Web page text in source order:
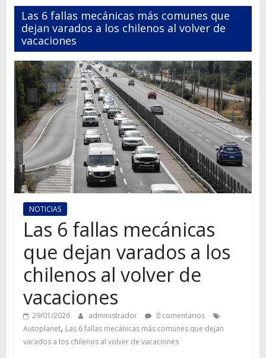
Autos,
camiones,
motos,
información
del
mundo
del
transporte
Las 6 fallas mecánicas más comunes que
dejan varados a los chilenos al volver de
vacaciones
NOTICIAS
Las 6 fallas mecánicas
que dejan varados a los
chilenos al volver de
vacaciones
29/01/2026 administrador
0 comentarios
Autoplanet, Las 6 fallas mecánicas más comunes que dejan
varados a los chilenos al volver de vacaciones